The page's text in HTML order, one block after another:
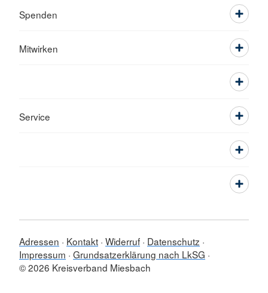
Spenden
Mitwirken
Service
Adressen Kontakt Widerruf Datenschutz
Impressum Grundsatzerklärung nach LkSG
© 2026 Kreisverband Miesbach